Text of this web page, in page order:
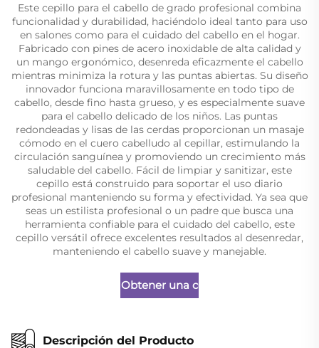
Este cepillo para el cabello de grado profesional combina
funcionalidad y durabilidad, haciéndolo ideal tanto para uso
en salones como para el cuidado del cabello en el hogar.
Fabricado con pines de acero inoxidable de alta calidad y
un mango ergonómico, desenreda eficazmente el cabello
mientras minimiza la rotura y las puntas abiertas. Su diseño
innovador funciona maravillosamente en todo tipo de
cabello, desde fino hasta grueso, y es especialmente suave
para el cabello delicado de los niños. Las puntas
redondeadas y lisas de las cerdas proporcionan un masaje
cómodo en el cuero cabelludo al cepillar, estimulando la
circulación sanguínea y promoviendo un crecimiento más
saludable del cabello. Fácil de limpiar y sanitizar, este
cepillo está construido para soportar el uso diario
profesional manteniendo su forma y efectividad. Ya sea que
seas un estilista profesional o un padre que busca una
herramienta confiable para el cuidado del cabello, este
cepillo versátil ofrece excelentes resultados al desenredar,
manteniendo el cabello suave y manejable.
Obtener una cotización
Descripción del Producto